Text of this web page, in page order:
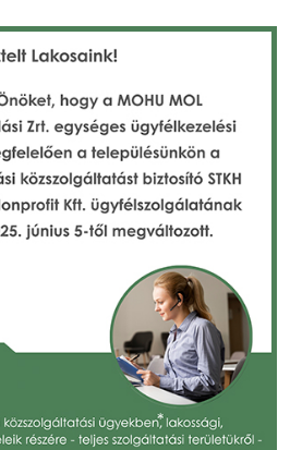
Választás